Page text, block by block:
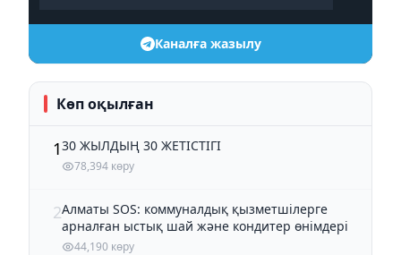
Каналға жазылу
Көп оқылған
130 ЖЫЛДЫҢ 30 ЖЕТІСТІГІ
78,394 көру
2Алматы SOS: коммуналдық қызметшілерге
арналған ыстық шай және кондитер өнімдері
44,190 көру